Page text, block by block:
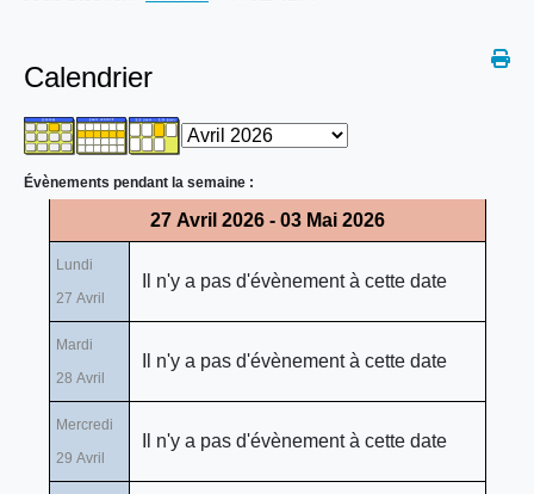
Calendrier
Évènements pendant la semaine :
27 Avril 2026 - 03 Mai 2026
Lundi
27 Avril
Il n'y a pas d'évènement à cette date
Mardi
28 Avril
Il n'y a pas d'évènement à cette date
Mercredi
29 Avril
Il n'y a pas d'évènement à cette date